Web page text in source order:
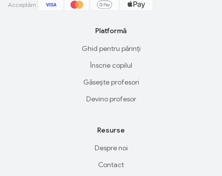
Acceptăm:
Platformă
Ghid pentru părinți
Înscrie copilul
Găsește profesori
Devino profesor
Resurse
Despre noi
Contact